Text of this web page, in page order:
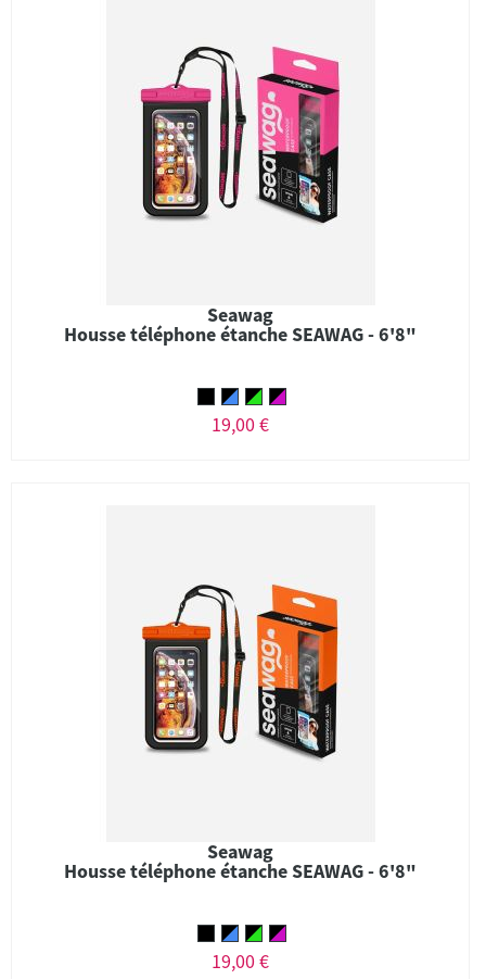
Seawag
Housse téléphone étanche SEAWAG - 6'8"
19,00 €
Seawag
Housse téléphone étanche SEAWAG - 6'8"
19,00 €